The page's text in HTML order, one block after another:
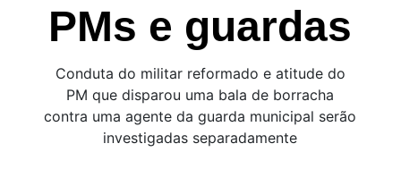
PMs e guardas
Conduta do militar reformado e atitude do
PM que disparou uma bala de borracha
contra uma agente da guarda municipal serão
investigadas separadamente